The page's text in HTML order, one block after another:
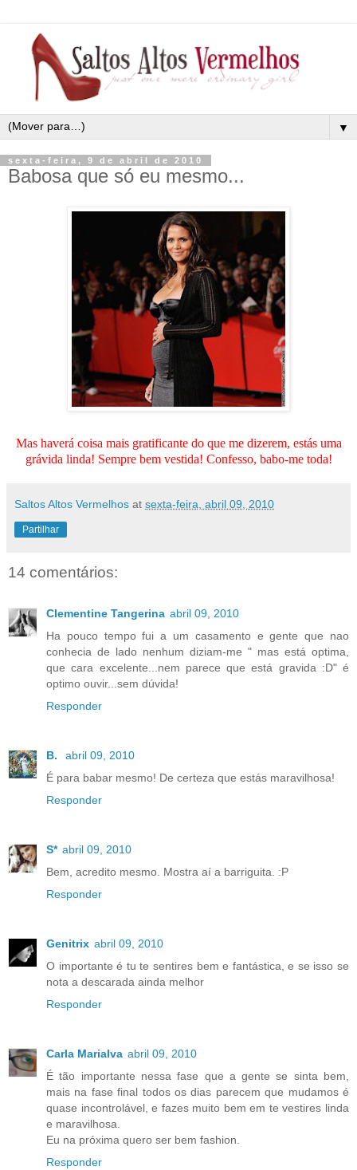
▼
sexta-feira, 9 de abril de 2010
Babosa que só eu mesmo...
Mas haverá coisa mais gratificante do que me dizerem, estás uma
grávida linda! Sempre bem vestida! Confesso, babo-me toda!
Saltos Altos Vermelhos at sexta-feira, abril 09, 2010
Partilhar
14 comentários:
Clementine Tangerina abril 09, 2010
Ha pouco tempo fui a um casamento e gente que nao
conhecia de lado nenhum diziam-me " mas está optima,
que cara excelente...nem parece que está gravida :D" é
optimo ouvir...sem dúvida!
Responder
B.
abril 09, 2010
É para babar mesmo! De certeza que estás maravilhosa!
Responder
S* abril 09, 2010
Bem, acredito mesmo. Mostra aí a barriguita. :P
Responder
Genitrix abril 09, 2010
O importante é tu te sentires bem e fantástica, e se isso se
nota a descarada ainda melhor
Responder
Carla Marialva abril 09, 2010
É tão importante nessa fase que a gente se sinta bem,
mais na fase final todos os dias parecem que mudamos é
quase incontrolável, e fazes muito bem em te vestires linda
e maravilhosa.
Eu na próxima quero ser bem fashion.
Responder